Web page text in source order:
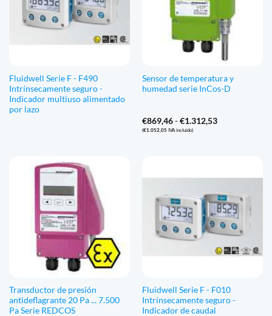
Fluidwell Serie F - F490
Intrínsecamente seguro -
Indicador multiuso alimentado
por lazo
Sensor de temperatura y
humedad serie InCos-D
€869,46 - €1.312,53Gama
(€1.052,05 IVA incluido)
Transductor de presión
antideflagrante 20 Pa ... 7.500
Pa Serie REDCOS
Fluidwell Serie F - F010
Intrínsecamente seguro -
Indicador de caudal